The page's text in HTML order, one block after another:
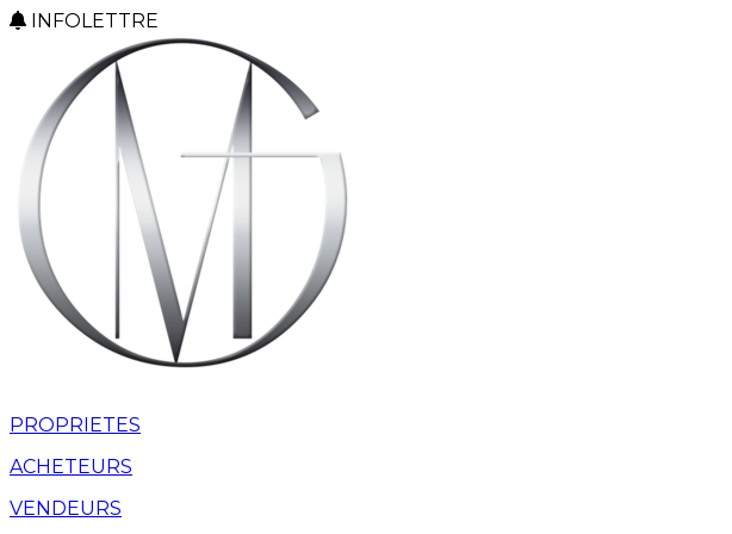
INFOLETTRE
PROPRIETES
ACHETEURS
VENDEURS